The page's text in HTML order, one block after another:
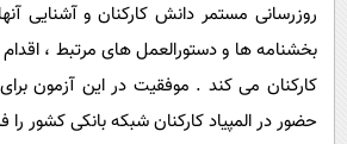
اجتماعی
حیات وحش
روزرسانی مستمر دانش کارکنان و آشنایی
بخشنامه ها و دستورالعمل های مرتبط ،
کارکنان می کند . موفقیت در این آزمون
حضور در المپیاد کارکنان شبکه بانکی کشور